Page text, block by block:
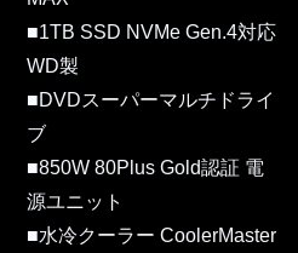
■1TB SSD NVMe Gen.4対応
WD製
■DVDスーパーマルチドライ
ブ
■850W 80Plus Gold認証 電
源ユニット
■水冷クーラー CoolerMaster